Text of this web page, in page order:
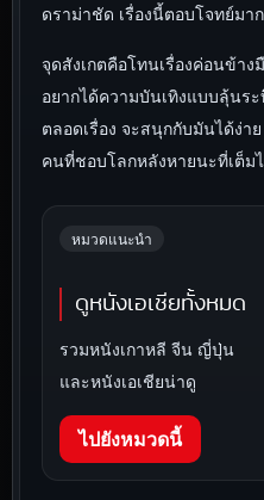
ดราม่าชัด เรื่องนี้ตอบโจทย์มาก
จุดสังเกตคือโทนเรื่องค่อนข้า
อยากได้ความบันเทิงแบบลุ้นร
ตลอดเรื่อง จะสนุกกับมันได้ง่
คนที่ชอบโลกหลังหายนะที่เต็ม
หมวดแนะนำ
ดูหนังเอเชียทั้งหมด
รวมหนังเกาหลี จีน ญี่ปุ่น
และหนังเอเชียน่าดู
ไปยังหมวดนี้